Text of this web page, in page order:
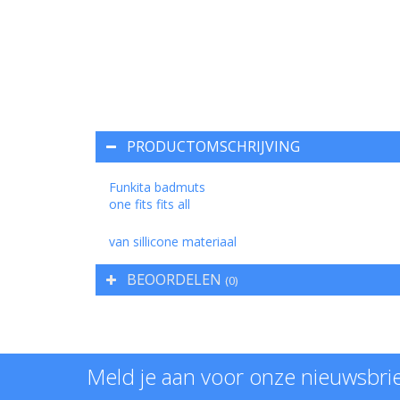
PRODUCTOMSCHRIJVING
Funkita badmuts
one fits fits all
van sillicone materiaal
BEOORDELEN (0)
Meld je aan voor onze